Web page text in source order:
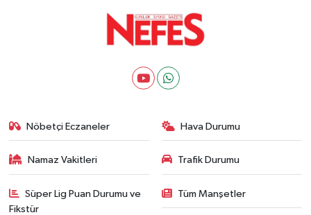
Nöbetçi Eczaneler Hava Durumu
Namaz Vakitleri Trafik Durumu
Süper Lig Puan Durumu ve
Fikstür
Tüm Manşetler